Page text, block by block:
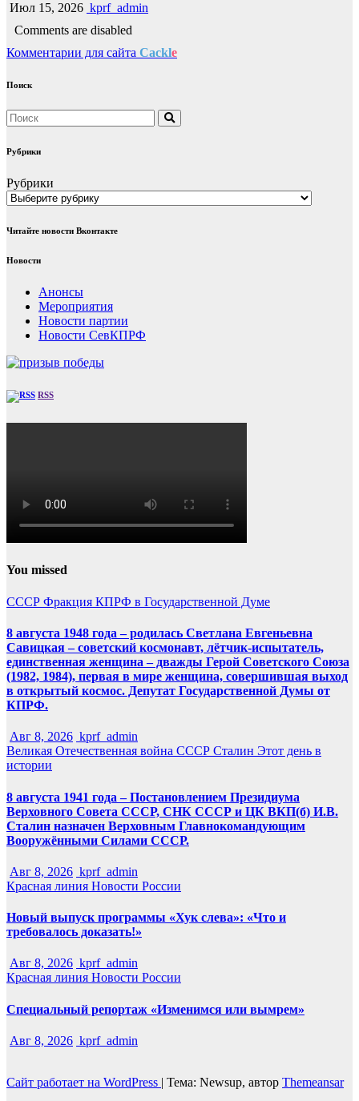
Июл 15, 2026 kprf_admin
Comments are disabled
Комментарии для сайта Cackle
Поиск
Рубрики
Рубрики
Читайте новости Вконтакте
Новости
Анонсы
Мероприятия
Новости партии
Новости СевКПРФ
RSS
You missed
СССР Фракция КПРФ в Государственной Думе
8 августа 1948 года – родилась Светлана Евгеньевна
Савицкая – советский космонавт, лётчик-испытатель,
единственная женщина – дважды Герой Советского Союза
(1982, 1984), первая в мире женщина, совершившая выход
в открытый космос. Депутат Государственной Думы от
КПРФ.
Авг 8, 2026 kprf_admin
Великая Отечественная война СССР Сталин Этот день в
истории
8 августа 1941 года – Постановлением Президиума
Верховного Совета СССР, СНК СССР и ЦК ВКП(б) И.В.
Сталин назначен Верховным Главнокомандующим
Вооружёнными Силами СССР.
Авг 8, 2026 kprf_admin
Красная линия Новости России
Новый выпуск программы «Хук слева»: «Что и
требовалось доказать!»
Авг 8, 2026 kprf_admin
Красная линия Новости России
Специальный репортаж «Изменимся или вымрем»
Авг 8, 2026 kprf_admin
Сайт работает на WordPress | Тема: Newsup, автор Themeansar